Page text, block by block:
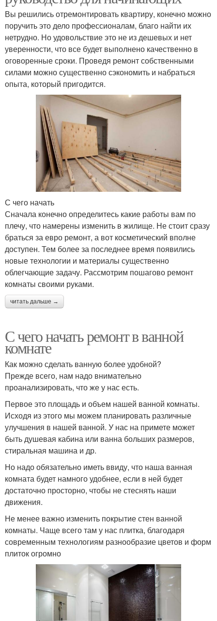
Вы решились отремонтировать квартиру, конечно можно
поручить это дело профессионалам, благо найти их
нетрудно. Но удовольствие это не из дешевых и нет
уверенности, что все будет выполнено качественно в
оговоренные сроки. Проведя ремонт собственными
силами можно существенно сэкономить и набраться
опыта, который пригодится.
С чего начать
Сначала конечно определитесь какие работы вам по
плечу, что намерены изменить в жилище. Не стоит сразу
браться за евро ремонт, а вот косметический вполне
доступен. Тем более за последнее время появились
новые технологии и материалы существенно
облегчающие задачу. Рассмотрим пошагово ремонт
комнаты своими руками.
читать дальше →
С чего начать ремонт в ванной
комнате
Как можно сделать ванную более удобной?
Прежде всего, нам надо внимательно
проанализировать, что же у нас есть.
Первое это площадь и объем нашей ванной комнаты.
Исходя из этого мы можем планировать различные
улучшения в нашей ванной. У нас на примете может
быть душевая кабина или ванна больших размеров,
стиральная машина и др.
Но надо обязательно иметь ввиду, что наша ванная
комната будет намного удобнее, если в ней будет
достаточно просторно, чтобы не стеснять наши
движения.
Не менее важно изменить покрытие стен ванной
комнаты. Чаще всего там у нас плитка, благодаря
современным технологиям разнообразие цветов и форм
плиток огромно